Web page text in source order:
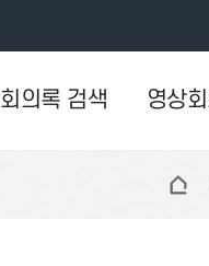
회의록 검색 영상